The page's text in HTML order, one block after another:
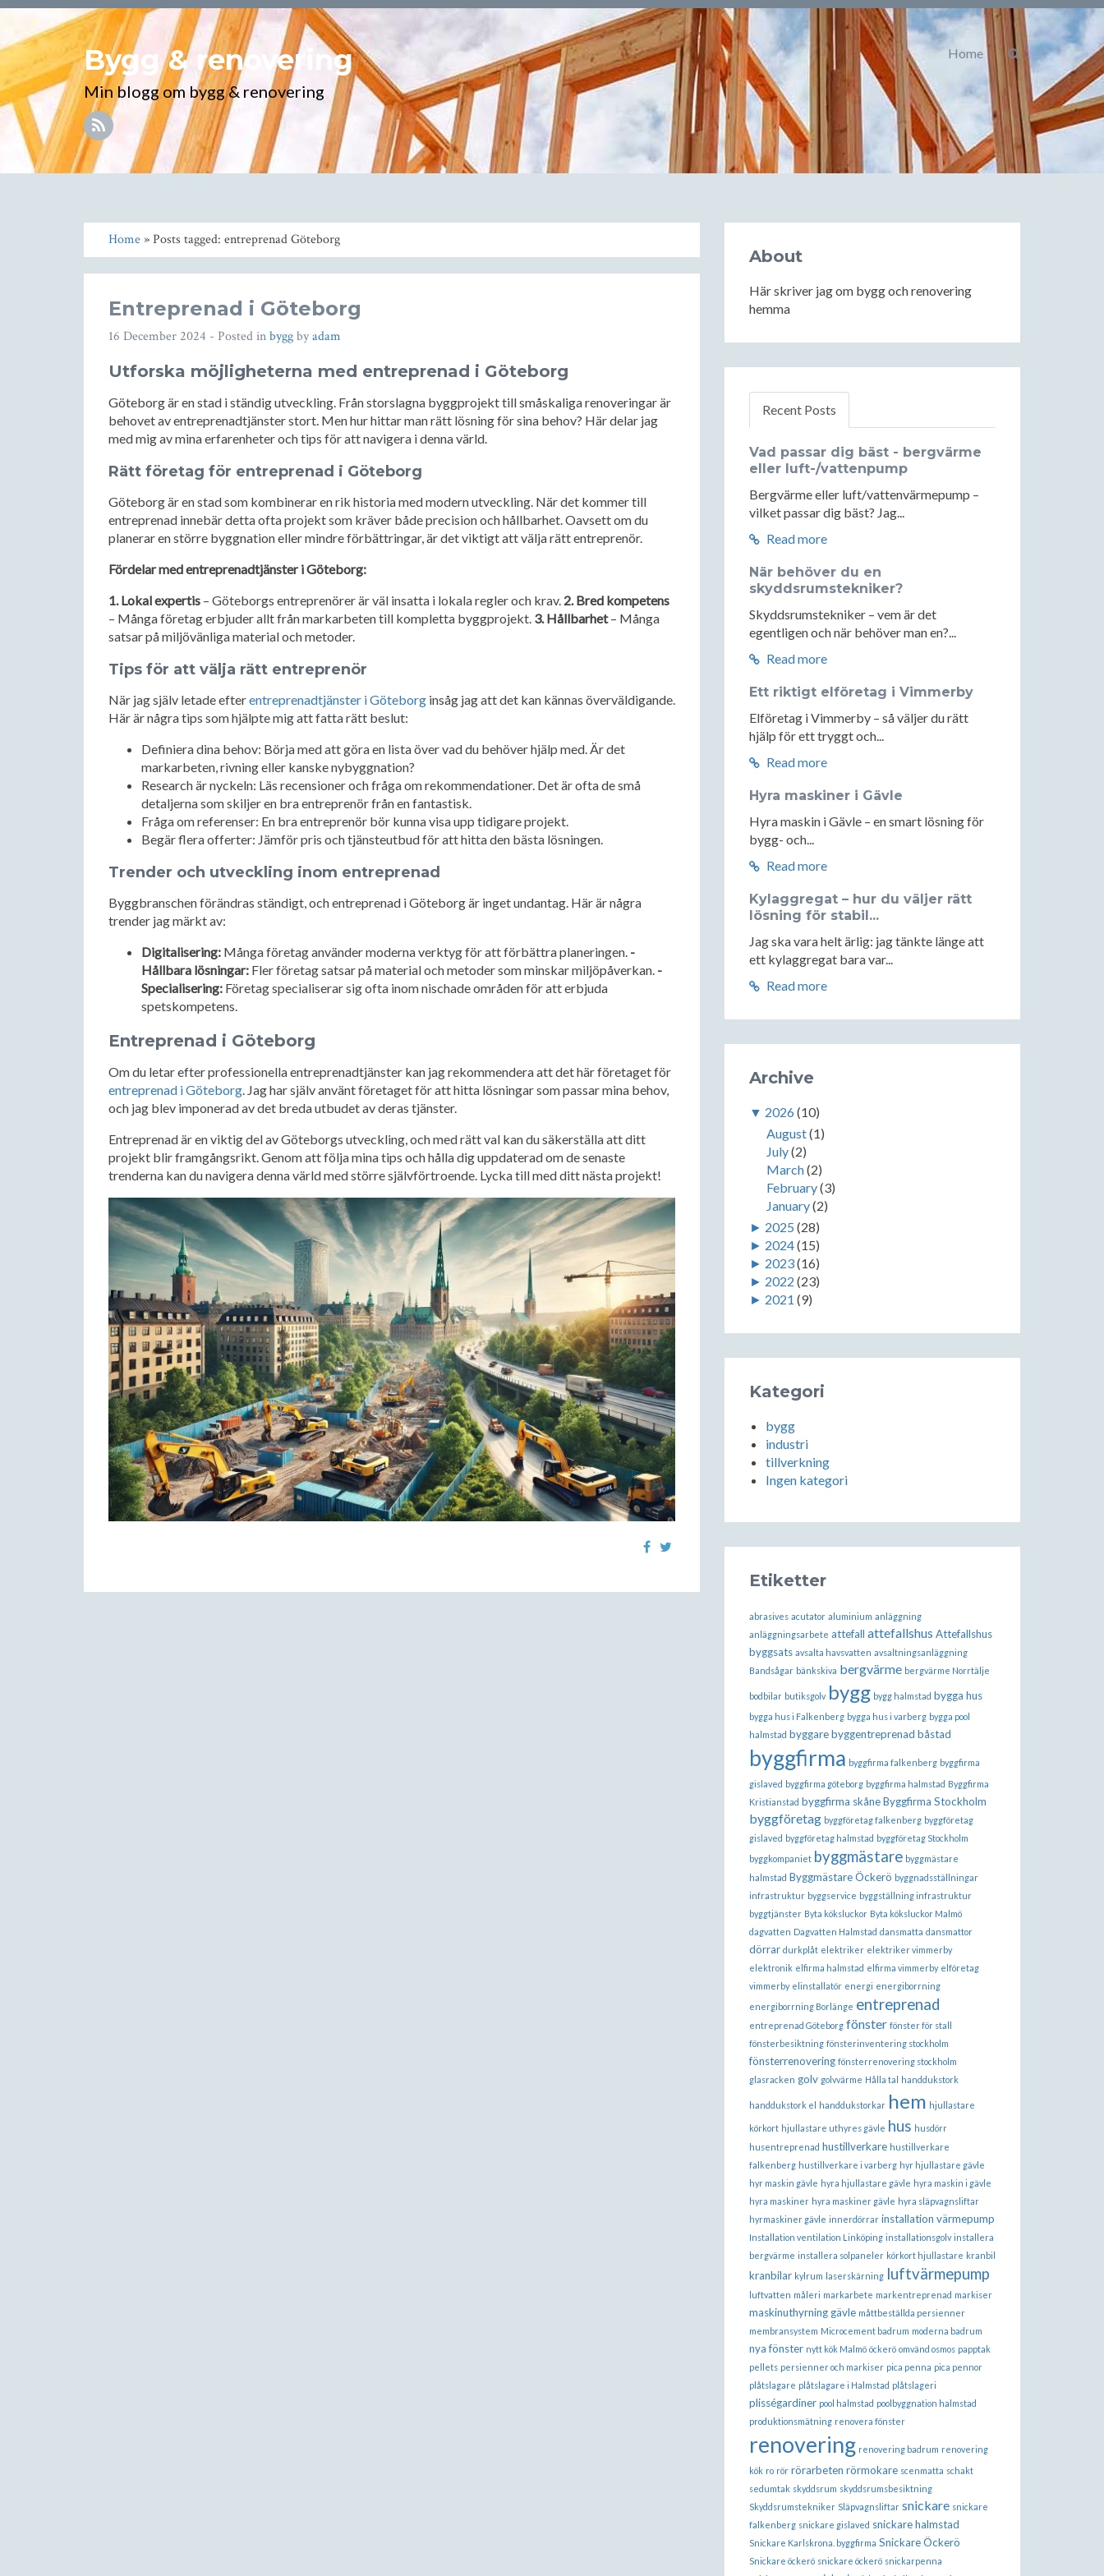
Bygg & renovering
Min blogg om bygg & renovering
Home
Home» Posts tagged: entreprenad Göteborg
Entreprenad i Göteborg
16 December 2024 - Posted inbyggbyadam
Utforska möjligheterna med entreprenad i Göteborg
Göteborg är en stad i ständig utveckling. Från storslagna byggprojekt till småskaliga renoveringar är
behovet av entreprenadtjänster stort. Men hur hittar man rätt lösning för sina behov? Här delar jag
med mig av mina erfarenheter och tips för att navigera i denna värld.
Rätt företag för entreprenad i Göteborg
Göteborg är en stad som kombinerar en rik historia med modern utveckling. När det kommer till
entreprenad innebär detta ofta projekt som kräver både precision och hållbarhet. Oavsett om du
planerar en större byggnation eller mindre förbättringar, är det viktigt att välja rätt entreprenör.
Fördelar med entreprenadtjänster i Göteborg:
1. Lokal expertis – Göteborgs entreprenörer är väl insatta i lokala regler och krav. 2. Bred kompetens
– Många företag erbjuder allt från markarbeten till kompletta byggprojekt. 3. Hållbarhet– Många
satsar på miljövänliga material och metoder.
Tips för att välja rätt entreprenör
När jag själv letade efterentreprenadtjänster i Göteborg insåg jag att det kan kännas överväldigande.
Här är några tips som hjälpte mig att fatta rätt beslut:
Definiera dina behov: Börja med att göra en lista över vad du behöver hjälp med. Är det
markarbeten, rivning eller kanske nybyggnation?
Research är nyckeln: Läs recensioner och fråga om rekommendationer. Det är ofta de små
detaljerna som skiljer en bra entreprenör från en fantastisk.
Fråga om referenser: En bra entreprenör bör kunna visa upp tidigare projekt.
Begär flera offerter: Jämför pris och tjänsteutbud för att hitta den bästa lösningen.
Trender och utveckling inom entreprenad
Byggbranschen förändras ständigt, och entreprenad i Göteborg är inget undantag. Här är några
trender jag märkt av:
Digitalisering: Många företag använder moderna verktyg för att förbättra planeringen. -
Hållbara lösningar: Fler företag satsar på material och metoder som minskar miljöpåverkan. -
Specialisering: Företag specialiserar sig ofta inom nischade områden för att erbjuda
spetskompetens.
Entreprenad i Göteborg
Om du letar efter professionella entreprenadtjänster kan jag rekommendera att det här företaget för
entreprenad i Göteborg. Jag har själv använt företaget för att hitta lösningar som passar mina behov,
och jag blev imponerad av det breda utbudet av deras tjänster.
Entreprenad är en viktig del av Göteborgs utveckling, och med rätt val kan du säkerställa att ditt
projekt blir framgångsrikt. Genom att följa mina tips och hålla dig uppdaterad om de senaste
trenderna kan du navigera denna värld med större självförtroende. Lycka till med ditt nästa projekt!
About
Här skriver jag om bygg och renovering
hemma
Recent Posts
Vad passar dig bäst - bergvärme
eller luft-/vattenpump
Bergvärme eller luft/vattenvärmepump –
vilket passar dig bäst? Jag...
Read more
När behöver du en
skyddsrumstekniker?
Skyddsrumstekniker – vem är det
egentligen och när behöver man en?...
Read more
Ett riktigt elföretag i Vimmerby
Elföretag i Vimmerby – så väljer du rätt
hjälp för ett tryggt och...
Read more
Hyra maskiner i Gävle
Hyra maskin i Gävle – en smart lösning för
bygg- och...
Read more
Kylaggregat – hur du väljer rätt
lösning för stabil...
Jag ska vara helt ärlig: jag tänkte länge att
ett kylaggregat bara var...
Read more
Archive
▼ 2026(10)
August(1)
July(2)
March(2)
February(3)
January(2)
► 2025 (28)
► 2024(15)
► 2023(16)
► 2022 (23)
► 2021 (9)
Kategori
bygg
industri
tillverkning
Ingen kategori
Etiketter
abrasives acutator aluminium anläggning
anläggningsarbete attefall attefallshus Attefallshus
byggsats avsalta havsvatten avsaltningsanläggning
Bandsågar bänkskiva bergvärme bergvärme Norrtälje
bodbilar butiksgolv bygg bygg halmstad bygga hus
bygga hus i Falkenberg bygga hus i varberg bygga pool
halmstad byggarebyggentreprenad båstad
byggfirma byggfirma falkenberg byggfirma
gislaved byggfirma göteborg byggfirma halmstad Byggfirma
Kristianstad byggfirma skåneByggfirma Stockholm
byggföretag byggföretag falkenberg byggföretag
gislaved byggföretag halmstad byggföretag Stockholm
byggkompaniet byggmästare byggmästare
halmstad Byggmästare Öckerö byggnadsställningar
infrastruktur byggservice byggställning infrastruktur
byggtjänster Byta köksluckor Byta köksluckor Malmö
dagvatten Dagvatten Halmstad dansmatta dansmattor
dörrar durkplåt elektriker elektriker vimmerby
elektronik elfirma halmstad elfirma vimmerby elföretag
vimmerby elinstallatör energi energiborrning
energiborrning Borlänge entreprenad
entreprenad Göteborg fönster fönster för stall
fönsterbesiktning fönsterinventering stockholm
fönsterrenovering fönsterrenovering stockholm
glasracken golv golvvärme Hålla tal handdukstork
handdukstork el handdukstorkar hem hjullastare
körkort hjullastare uthyres gävle hus husdörr
husentreprenad hustillverkare hustillverkare
falkenberg hustillverkare i varberg hyr hjullastare gävle
hyr maskin gävle hyra hjullastare gävle hyra maskin i gävle
hyra maskiner hyra maskiner gävle hyra släpvagnsliftar
hyrmaskiner gävle innerdörrar installation värmepump
Installation ventilation Linköping installationsgolv installera
bergvärme installera solpaneler körkort hjullastare kranbil
kranbilar kylrum laserskärning luftvärmepump
luftvatten måleri markarbete markentreprenad markiser
maskinuthyrning gävle måttbeställda persienner
membransystem Microcement badrum moderna badrum
nya fönster nytt kök Malmö öckerö omvänd osmos papptak
pellets persienner och markiser pica penna pica pennor
plåtslagare plåtslagare i Halmstad plåtslageri
plisségardiner pool halmstad poolbyggnation halmstad
produktionsmätning renovera fönster
renovering renovering badrum renovering
kök ro rör rörarbeten rörmokare scenmatta schakt
sedumtak skyddsrum skyddsrumsbesiktning
Skyddsrumstekniker Släpvagnsliftar snickare snickare
falkenberg snickare gislaved snickare halmstad
Snickare Karlskrona. byggfirma Snickare Öckerö
Snickare öckerö snickare öckerö snickarpenna